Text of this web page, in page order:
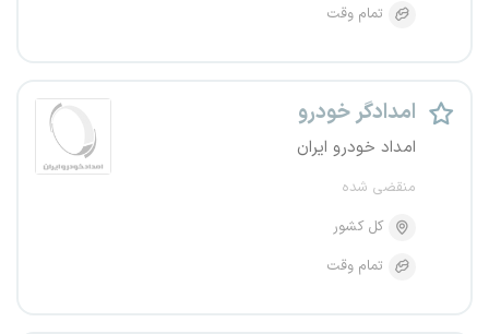
تمام وقت
امدادگر خودرو
امداد خودرو ایران
منقضی شده
کل کشور
تمام وقت